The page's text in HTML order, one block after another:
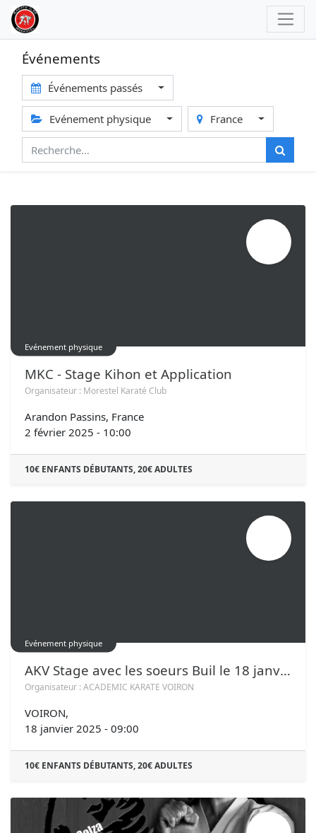
Événements
Événements passés
Evénement physique France
Evénement physique
MKC - Stage Kihon et Application
Organisateur : Morestel Karaté Club
Arandon Passins, France
2 février 2025 - 10:00
10€ ENFANTS DÉBUTANTS, 20€ ADULTES
Evénement physique
AKV Stage avec les soeurs Buil le 18 janvier 2025
Organisateur : ACADEMIC KARATE VOIRON
VOIRON,
18 janvier 2025 - 09:00
10€ ENFANTS DÉBUTANTS, 20€ ADULTES